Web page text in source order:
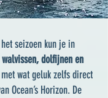
seizoen kun je in
walvissen, dolfijnen en
wat geluk zelfs direct
Ocean’s Horizon. De